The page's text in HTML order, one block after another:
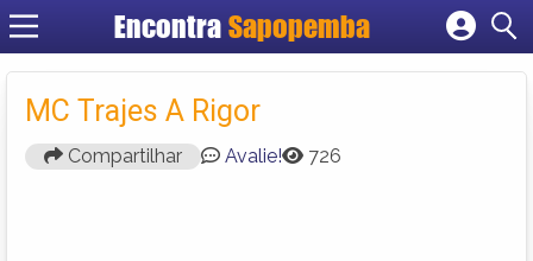
Encontra Sapopemba
Cadastrar empresa
Criar conta
MC Trajes A Rigor
Compartilhar Avalie! 726